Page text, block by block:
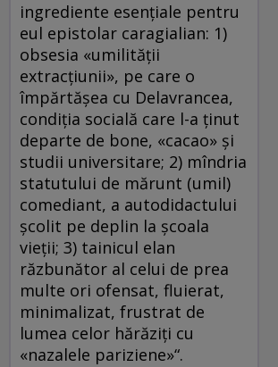
ingrediente esenţiale pentru
eul epistolar caragialian: 1)
obsesia «umilităţii
extracţiunii», pe care o
împărtăşea cu Delavrancea,
condiţia socială care l-a ţinut
departe de bone, «cacao» şi
studii universitare; 2) mîndria
statutului de mărunt (umil)
comediant, a autodidactului
şcolit pe deplin la şcoala
vieţii; 3) tainicul elan
răzbunător al celui de prea
multe ori ofensat, fluierat,
minimalizat, frustrat de
lumea celor hărăziţi cu
«nazalele pariziene»“.